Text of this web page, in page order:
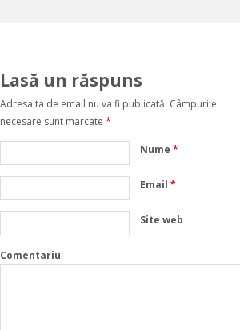
Lasă un răspuns
Adresa ta de email nu va fi publicată. Câmpurile
necesare sunt marcate *
Nume*
Email*
Site web
Comentariu